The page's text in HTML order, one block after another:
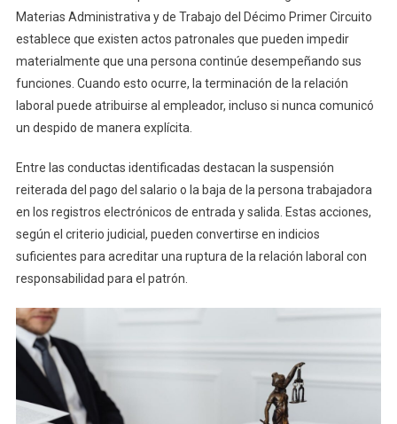
Materias Administrativa y de Trabajo del Décimo Primer Circuito
establece que existen actos patronales que pueden impedir
materialmente que una persona continúe desempeñando sus
funciones. Cuando esto ocurre, la terminación de la relación
laboral puede atribuirse al empleador, incluso si nunca comunicó
un despido de manera explícita.
Entre las conductas identificadas destacan la suspensión
reiterada del pago del salario o la baja de la persona trabajadora
en los registros electrónicos de entrada y salida. Estas acciones,
según el criterio judicial, pueden convertirse en indicios
suficientes para acreditar una ruptura de la relación laboral con
responsabilidad para el patrón.